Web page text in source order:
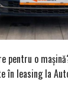
pentru o
în leasing la